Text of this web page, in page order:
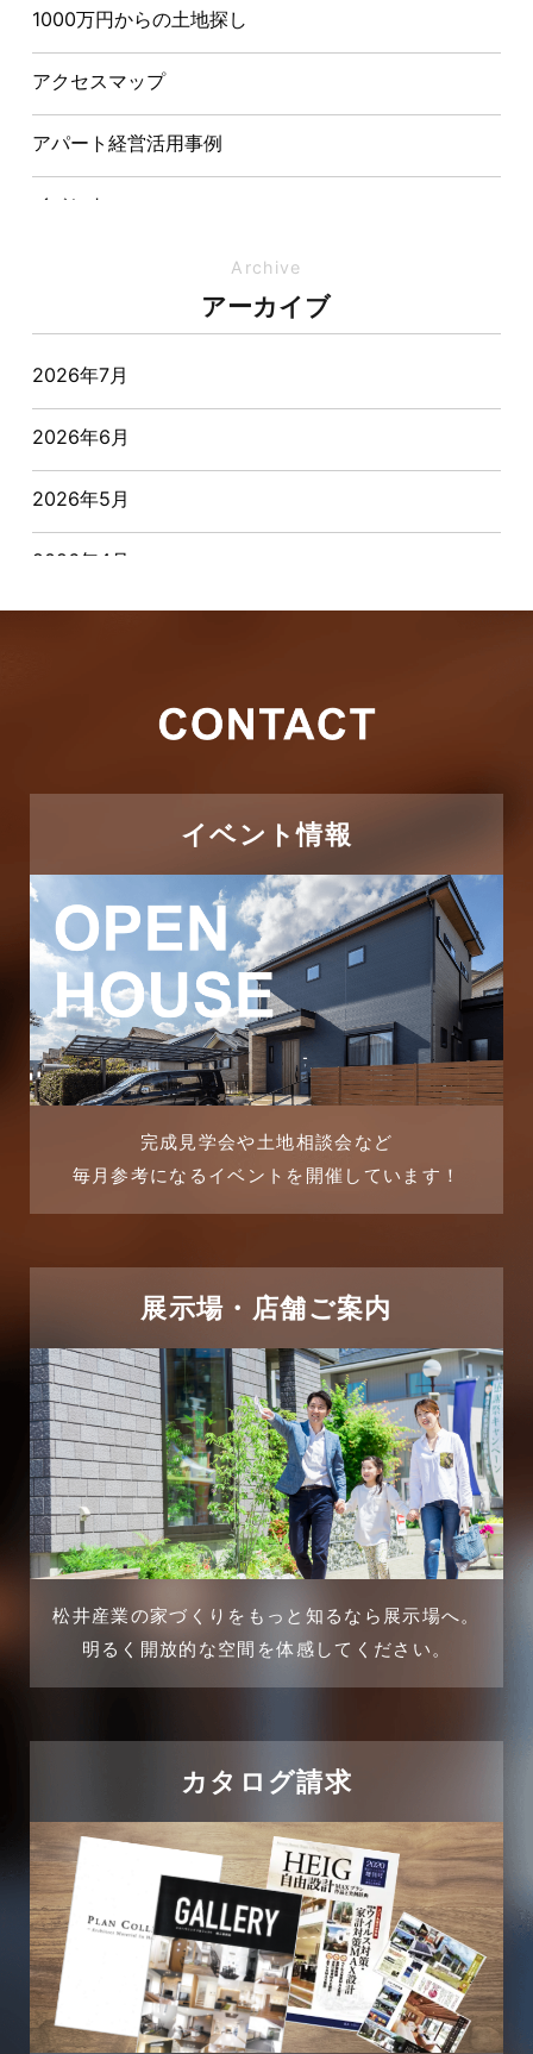
【埼玉県経営品質知事賞】大野知事へ受賞のご報告と
表敬訪問を行いました
1000万円からの土地探し
アクセスマップ
アパート経営活用事例
イベント
オーナー様からの質問
おすすめ物件
お客様インタビュー
お客様の声
つくばエクスプレス線
ピアラシティ店-ブログ
ブログ
マンション経営活用事例
よくある質問
リフォーム-ブログ
三郷中央駅店-ブログ
三郷市
三郷駅前店-ブログ
不動産の基礎知識に関するよくある質問
介護施設経営活用事例
企業誘致事例
住宅に関するよくある質問
商品情報
土地に関するよくある質問
土地活用事例
Archive
アーカイブ
2026年7月
2026年6月
2026年5月
2026年4月
2025年11月
2025年10月
2025年9月
2025年8月
2025年6月
2025年3月
2025年2月
2025年1月
2024年12月
2024年11月
2024年9月
2024年7月
2024年6月
2024年5月
2024年4月
イベント情報
完成見学会や土地相談会など
毎月参考になるイベントを開催しています！
展示場・店舗ご案内
松井産業の家づくりをもっと知るなら展示場へ。
明るく開放的な空間を体感してください。
カタログ請求